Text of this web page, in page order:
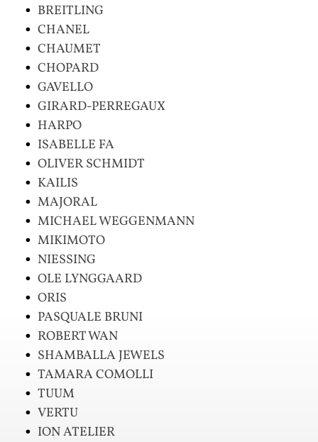
BREITLING
CHANEL
CHAUMET
CHOPARD
GAVELLO
GIRARD-PERREGAUX
HARPO
ISABELLE FA
OLIVER SCHMIDT
KAILIS
MAJORAL
MICHAEL WEGGENMANN
MIKIMOTO
NIESSING
OLE LYNGGAARD
ORIS
PASQUALE BRUNI
ROBERT WAN
SHAMBALLA JEWELS
TAMARA COMOLLI
TUUM
VERTU
ION ATELIER